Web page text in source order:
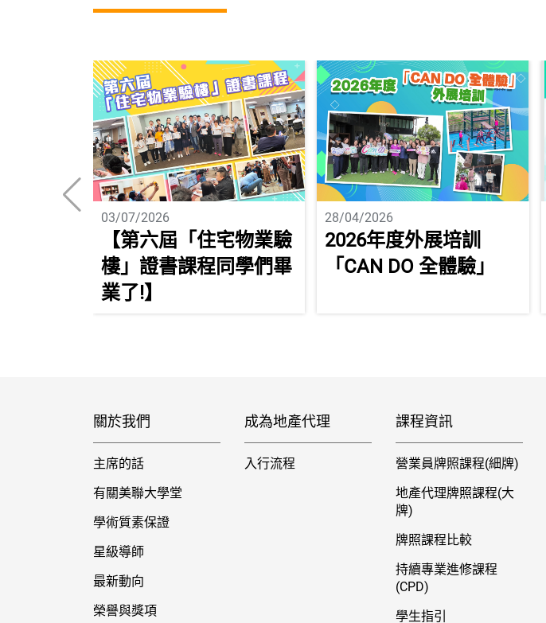
03/07/2026
【第六屆「住宅物業驗
樓」證書課程同學們畢
業了!】
28/04/2026
2026年度外展培訓
「CAN DO 全體驗」
關於我們
主席的話
有關美聯大學堂
學術質素保證
星級導師
最新動向
榮譽與獎項
成為地產代理
入行流程
課程資訊
營業員牌照課程(細牌)
地產代理牌照課程(大
牌)
牌照課程比較
持續專業進修課程
(CPD)
學生指引